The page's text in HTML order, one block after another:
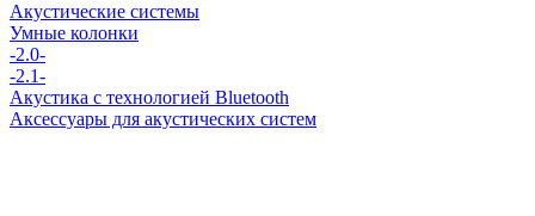
Акустические системы
Умные колонки
-2.0-
-2.1-
Акустика с технологией Bluetooth
Аксессуары для акустических систем